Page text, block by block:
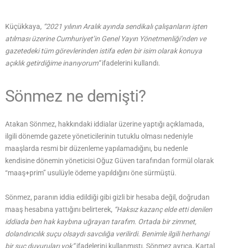
Küçükkaya, “2021 yılının Aralık ayında sendikalı çalışanların işten
atılması üzerine Cumhuriyet’in Genel Yayın Yönetmenliği’nden ve
gazetedeki tüm görevlerinden istifa eden bir isim olarak konuya
açıklık getirdiğime inanıyorum”ifadelerini kullandı.
Sönmez ne demişti?
Atakan Sönmez, hakkındaki iddialar üzerine yaptığı açıklamada,
ilgili dönemde gazete yöneticilerinin tutuklu olması nedeniyle
maaşlarda resmi bir düzenleme yapılamadığını, bu nedenle
kendisine dönemin yöneticisi Oğuz Güven tarafından formül olarak
“maaş+prim” usulüyle ödeme yapıldığını öne sürmüştü.
Sönmez, paranın iddia edildiği gibi gizli bir hesaba değil, doğrudan
maaş hesabına yattığını belirterek, “Haksız kazanç elde etti denilen
iddiada ben hak kaybına uğrayan tarafım. Ortada bir zimmet,
dolandırıcılık suçu olsaydı savcılığa verilirdi. Benimle ilgili herhangi
bir suç duyuruları yok”ifadelerini kullanmıştı. Sönmez ayrıca, Kartal